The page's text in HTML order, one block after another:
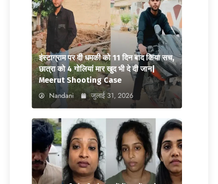
इंस्टाग्राम पर दी धमकी को 11 दिन बाद किया सच,
छात्रा को 4 गोलियां मार खुद भी दे दी जान|
Meerut Shooting Case
Nandani जुलाई 31, 2026